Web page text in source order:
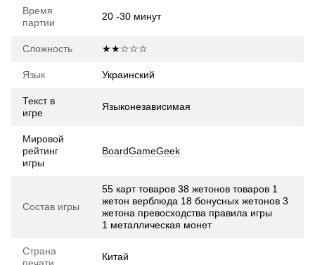
Время
партии
20 -30 минут
Сложность ★★☆☆☆
Язык Украинский
Текст в
игре
Языконезависимая
Мировой
рейтинг
игры
BoardGameGeek
Состав игры
55 карт товаров 38 жетонов товаров 1
жетон верблюда 18 бонусных жетонов 3
жетона превосходства правила игры
1 металлическая монет
Страна
Китай